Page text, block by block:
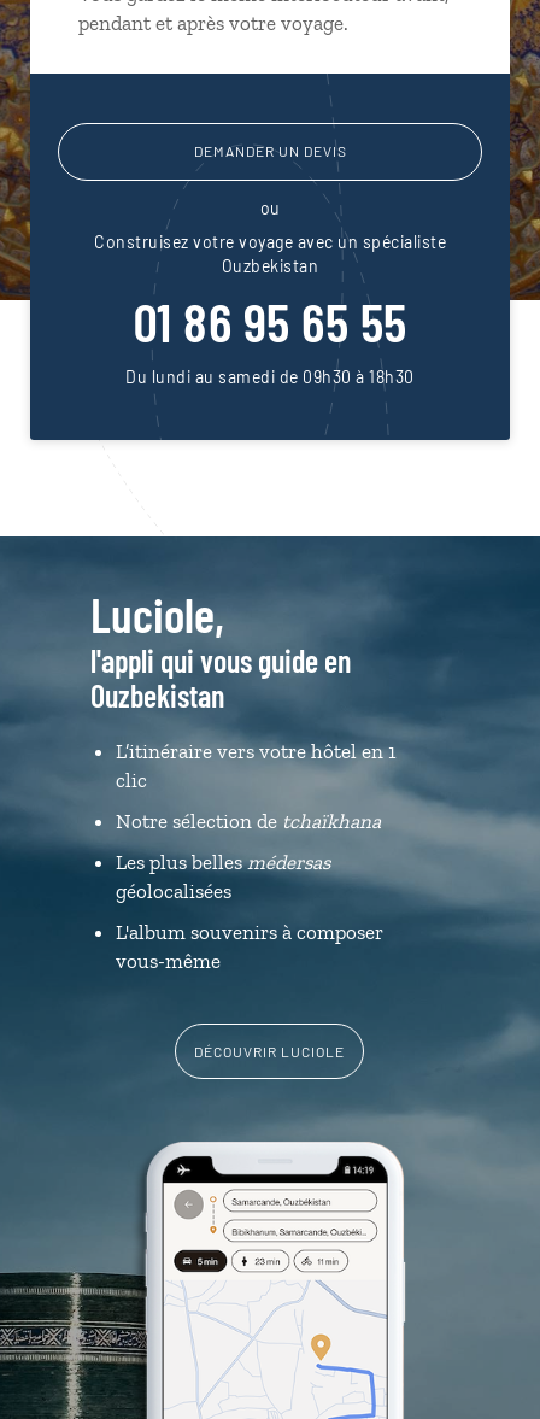
pendant et après votre voyage.
DEMANDER UN DEVIS
ou
Construisez votre voyage avec un spécialiste
Ouzbekistan
01 86 95 65 55
Du lundi au samedi de 09h30 à 18h30
Luciole,
l'appli qui vous guide en
Ouzbekistan
L’itinéraire vers votre hôtel en 1
clic
Notre sélection de tchaïkhana
Les plus bellesmédersas
géolocalisées
L'album souvenirs à composer
vous-même
DÉCOUVRIR LUCIOLE